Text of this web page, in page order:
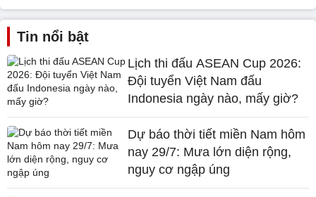
Tin nổi bật
Lịch thi đấu ASEAN Cup 2026:
Đội tuyển Việt Nam đấu
Indonesia ngày nào, mấy giờ?
Dự báo thời tiết miền Nam hôm
nay 29/7: Mưa lớn diện rộng,
nguy cơ ngập úng